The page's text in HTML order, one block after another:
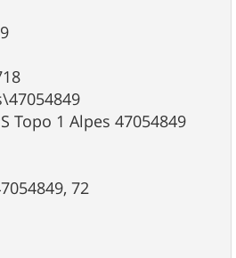
Topo 1 Alpes 47054849
72